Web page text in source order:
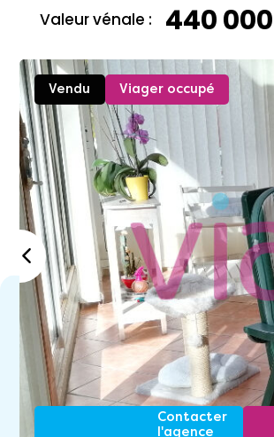
Valeur vénale : 440
Vendu Viager occupé
Contacter
l'agence